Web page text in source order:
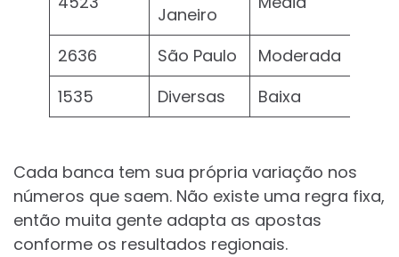
Janeiro
2636 São Paulo
Moderada
1535
Diversas Baixa
Cada banca tem sua própria variação nos
números que saem. Não existe uma regra fixa,
então muita gente adapta as apostas
conforme os resultados regionais.